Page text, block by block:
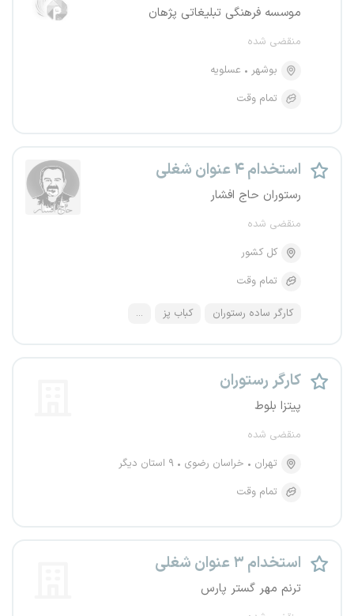
موسسه فرهنگی تبلیغاتی پژهان
منقضی شده
بوشهر
عسلویه
تمام وقت
استخدام ۴ عنوان شغلی
رستوران حاج افشار
منقضی شده
کل کشور
تمام وقت
کارگر ساده رستوران کباب پز ...
کارگر رستوران
پیتزا بلوط
منقضی شده
تهران
خراسان رضوی
۹ استان دیگر
تمام وقت
استخدام ۳ عنوان شغلی
ترنم مهر گستر پارس